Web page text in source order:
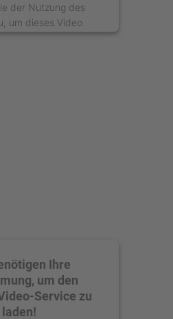
der Nutzung des
um dieses Video
Ihre
um den
Service zu
laden!